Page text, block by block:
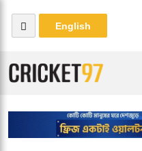
English